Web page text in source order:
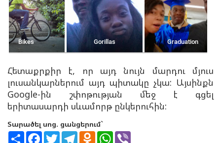
Հետաքրքիր է, որ այդ նույն մարդու մյուս
լուսանկարներում այդ պիտակը չկա: Այսինքն
Google-ին շփոթության մեջ է գցել
երիտասարդի սևամորթ ընկերուհին:
Տարածել սոց. ցանցերում`
S
F
T
T
O
W